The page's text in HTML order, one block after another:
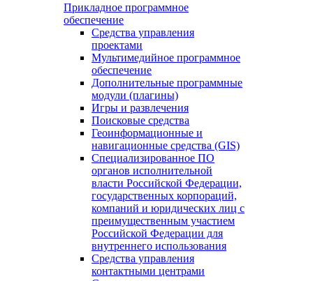
Прикладное программное
обеспечение
Средства управления
проектами
Мультимедийное программное
обеспечение
Дополнительные программные
модули (плагины)
Игры и развлечения
Поисковые средства
Геоинформационные и
навигационные средства (GIS)
Специализированное ПО
органов исполнительной
власти Российской Федерации,
государственных корпораций,
компаний и юридических лиц с
преимущественным участием
Российской Федерации для
внутреннего использования
Средства управления
контактными центрами